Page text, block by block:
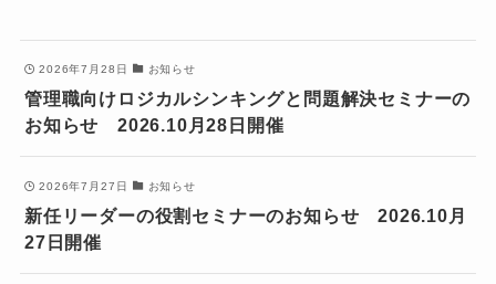
2026年7月28日 お知らせ
管理職向けロジカルシンキングと問題解決セミナーの
お知らせ 2026.10月28日開催
2026年7月27日 お知らせ
新任リーダーの役割セミナーのお知らせ 2026.10月
27日開催